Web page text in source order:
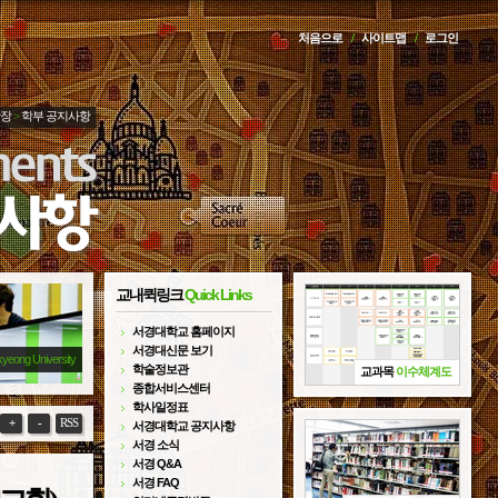
처음으로 / 사이트맵 / 로그인
>학부 공지사항
University
RSS
-
+
교내퀵링크Quick Links
서경대학교 홈페이지
서경대신문 보기
학술정보관
종합서비스센터
학사일정표
서경대학교 공지사항
서경 소식
서경 Q&A
서경 FAQ
교과목이수체계도